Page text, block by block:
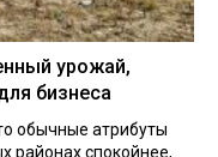
урожай,
бизнеса
обычные атрибуты
районах спокойнее,